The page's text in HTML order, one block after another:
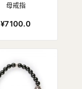
母戒指
¥7100.0